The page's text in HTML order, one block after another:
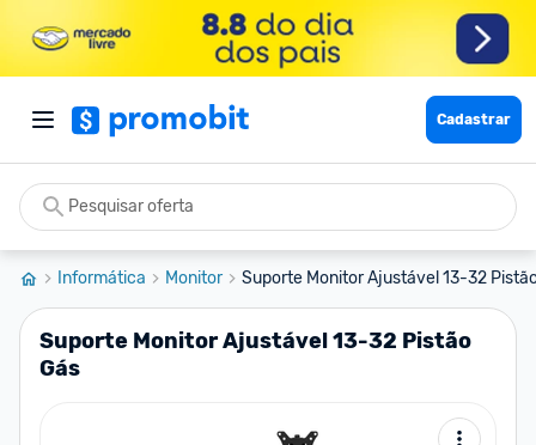
Cadastrar
Informática Monitor Suporte Monitor Ajustável 13-32
Suporte Monitor Ajustável 13-32 Pistão
Gás